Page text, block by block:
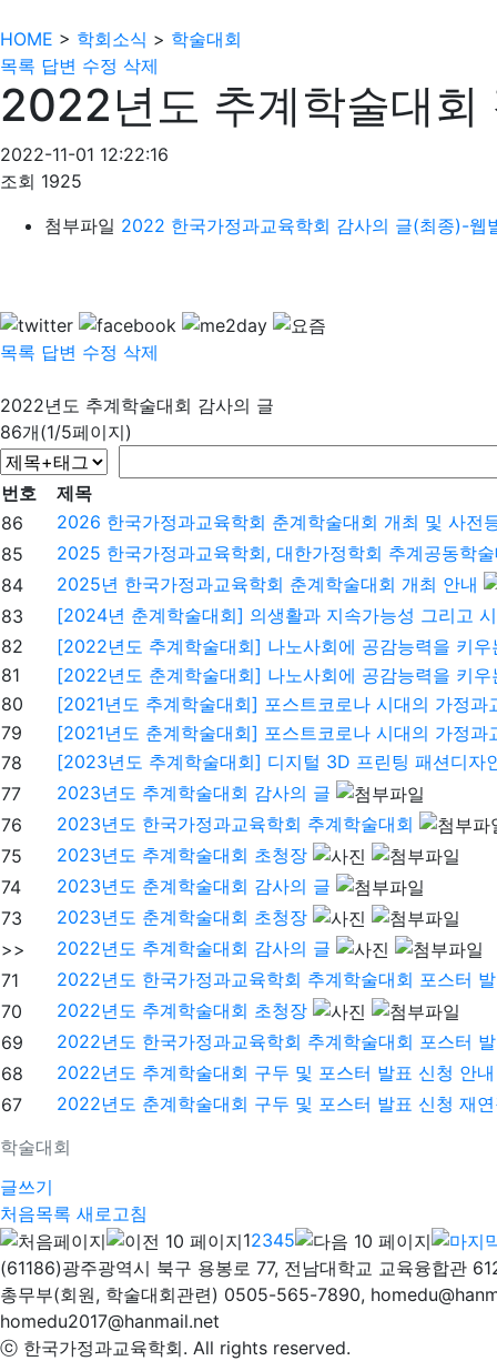
HOME > 학회소식 > 학술대회
목록 답변 수정 삭제
2022년도 추계학술대회
2022-11-01 12:22:16
조회 1925
첨부파일 2022 한국가정과교육학회 감사의 글(최종)-웹
목록 답변 수정 삭제
2022년도 추계학술대회 감사의 글
86개(1/5페이지)
학술대회
번호
제목
86
2026 한국가정과교육학회 춘계학술대회 개최 및 사전
85
2025 한국가정과교육학회, 대한가정학회 추계공동학
84
2025년 한국가정과교육학회 춘계학술대회 개최 안내
83
[2024년 춘계학술대회] 의생활과 지속가능성 그리고
82
[2022년도 추계학술대회] 나노사회에 공감능력을 키우
81
[2022년도 춘계학술대회] 나노사회에 공감능력을 키우
80
[2021년도 추계학술대회] 포스트코로나 시대의 가정과
79
[2021년도 춘계학술대회] 포스트코로나 시대의 가정과
78
[2023년도 추계학술대회] 디지털 3D 프린팅 패션디자
77
2023년도 추계학술대회 감사의 글
76
2023년도 한국가정과교육학회 추계학술대회
75
2023년도 추계학술대회 초청장
74
2023년도 춘계학술대회 감사의 글
73
2023년도 춘계학술대회 초청장
>>
2022년도 추계학술대회 감사의 글
71
2022년도 한국가정과교육학회 추계학술대회 포스터
70
2022년도 추계학술대회 초청장
69
2022년도 한국가정과교육학회 추계학술대회 포스터
68
2022년도 추계학술대회 구두 및 포스터 발표 신청 안내
67
2022년도 춘계학술대회 구두 및 포스터 발표 신청 재
글쓰기
처음목록 새로고침
12345
(61186)광주광역시 북구 용봉로 77, 전남대학교 교육융합관
총무부(회원, 학술대회관련) 0505-565-7890,
homedu2017@hanmail.net
ⓒ 한국가정과교육학회. All rights reserved.